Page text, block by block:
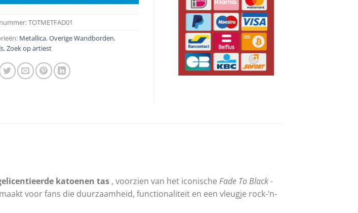
TOTMETFAD01
Metallica,Overige Wandborden,
,Zoek op artiest
katoenen tas , voorzien van het iconische Fade To Black-
voor fans die duurzaamheid, functionaliteit en een vleugje rock-‘n-